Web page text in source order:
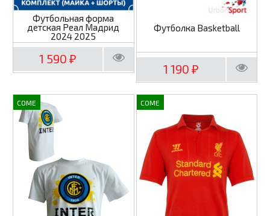
Футбольная форма
детская Реал Мадрид
2024 2025
1 590 ₽
Футболка Basketball
1 190 ₽
COME COME